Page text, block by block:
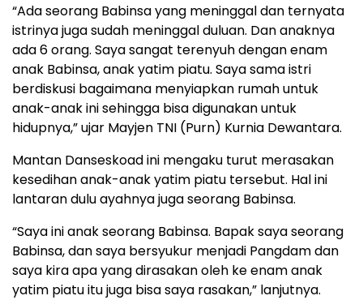
“Ada seorang Babinsa yang meninggal dan ternyata
istrinya juga sudah meninggal duluan. Dan anaknya
ada 6 orang. Saya sangat terenyuh dengan enam
anak Babinsa, anak yatim piatu. Saya sama istri
berdiskusi bagaimana menyiapkan rumah untuk
anak-anak ini sehingga bisa digunakan untuk
hidupnya,” ujar Mayjen TNI (Purn) Kurnia Dewantara.⁣⁣⁣⁣⁣⁣
Mantan Danseskoad ini mengaku turut merasakan
kesedihan anak-anak yatim piatu tersebut. Hal ini
lantaran dulu ayahnya juga seorang Babinsa.
“Saya ini anak seorang Babinsa. Bapak saya seorang
Babinsa, dan saya bersyukur menjadi Pangdam dan
saya kira apa yang dirasakan oleh ke enam anak
yatim piatu itu juga bisa saya rasakan,” lanjutnya.